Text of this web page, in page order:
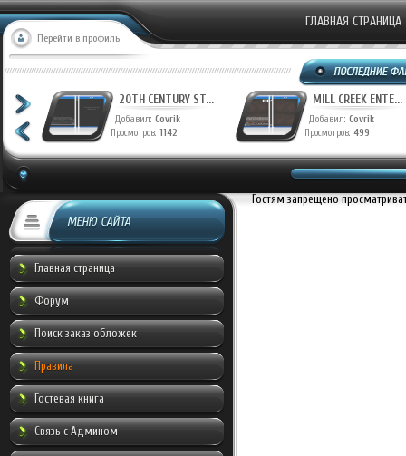
Перейти в профиль
ГЛАВНАЯ СТРАНИЦА
20TH CENTURY ST...
Добавил: Covrik
Просмотров: 1142
MILL CREEK ENTE...
Добавил: Covrik
Просмотров: 499
МЕНЮ САЙТА
Главная страница
Форум
Поиск заказ обложек
Правила
Гостевая книга
Связь с Админом
Гостям запрещено